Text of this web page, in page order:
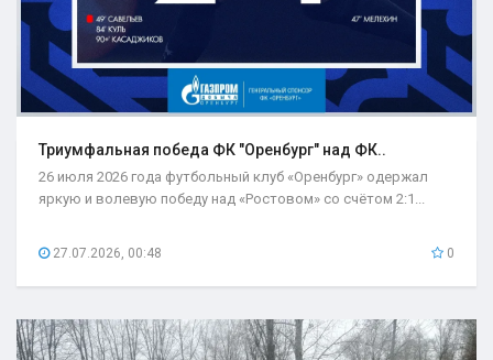
Триумфальная победа ФК "Оренбург" над ФК..
26 июля 2026 года футбольный клуб «Оренбург» одержал
яркую и волевую победу над «Ростовом» со счётом 2:1...
27.07.2026, 00:48 0